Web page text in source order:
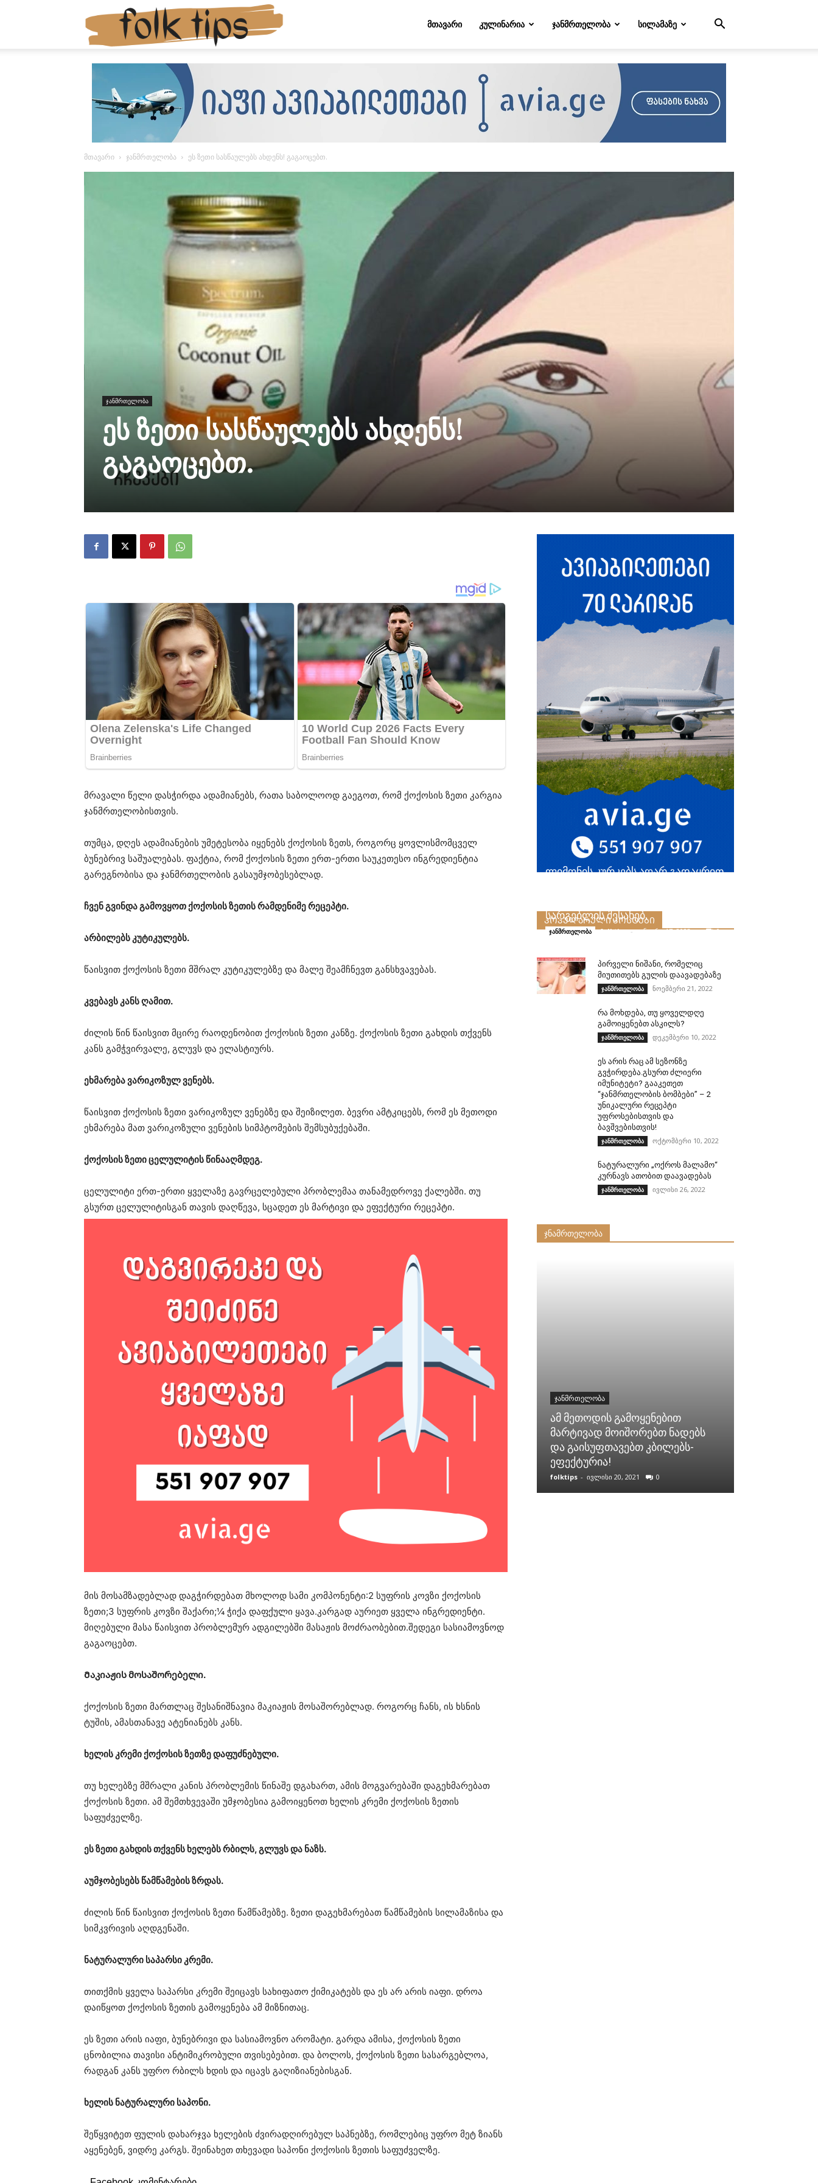
Folktips.org ᲛᲗᲐᲕᲐᲠᲘ ᲙᲣᲚᲘᲜᲐᲠᲘᲐ ᲯᲐᲜᲛᲠᲗᲔᲚᲝᲑᲐ ᲡᲘᲚᲐᲛᲐᲖᲔ
მთავარი ჯანმრთელობა ეს ზეთი სასწაულებს ახდენს! გაგაოცებთ.
ჯანმრთელობა
ეს ზეთი სასწაულებს ახდენს!
გაგაოცებთ.
მრავალი წელი დასჭირდა ადამიანებს, რათა საბოლოოდ გაეგოთ, რომ ქოქოსის ზეთი კარგია
ჯანმრთელობისთვის.
თუმცა, დღეს ადამიანების უმეტესობა იყენებს ქოქოსის ზეთს, როგორც ყოვლისმომცველ
ბუნებრივ საშუალებას. ფაქტია, რომ ქოქოსის ზეთი ერთ-ერთი საუკეთესო ინგრედიენტია
გარეგნობისა და ჯანმრთელობის გასაუმჯობესებლად.
ჩვენ გვინდა გამოვყოთ ქოქოსის ზეთის რამდენიმე რეცეპტი.
არბილებს კუტიკულებს.
წაისვით ქოქოსის ზეთი მშრალ კუტიკულებზე და მალე შეამჩნევთ განსხვავებას.
კვებავს კანს ღამით.
ძილის წინ წაისვით მცირე რაოდენობით ქოქოსის ზეთი კანზე. ქოქოსის ზეთი გახდის თქვენს
კანს გამჭვირვალე, გლუვს და ელასტიურს.
ეხმარება ვარიკოზულ ვენებს.
წაისვით ქოქოსის ზეთი ვარიკოზულ ვენებზე და შეიზილეთ. ბევრი ამტკიცებს, რომ ეს მეთოდი
ეხმარება მათ ვარიკოზული ვენების სიმპტომების შემსუბუქებაში.
ქოქოსის ზეთი ცელულიტის წინააღმდეგ.
ცელულიტი ერთ-ერთი ყველაზე გავრცელებული პრობლემაა თანამედროვე ქალებში. თუ
გსურთ ცელულიტისგან თავის დაღწევა, სცადეთ ეს მარტივი და ეფექტური რეცეპტი.
მის მოსამზადებლად დაგჭირდებათ მხოლოდ სამი კომპონენტი:2 სუფრის კოვზი ქოქოსის
ზეთი;3 სუფრის კოვზი შაქარი;¼ ჭიქა დაფქული ყავა.კარგად აურიეთ ყველა ინგრედიენტი.
მიღებული მასა წაისვით პრობლემურ ადგილებში მასაჟის მოძრაობებით.შედეგი სასიამოვნოდ
გაგაოცებთ.
Მაკიაჟის მოსაშორებელი.
ქოქოსის ზეთი მართლაც შესანიშნავია მაკიაჟის მოსაშორებლად. როგორც ჩანს, ის ხსნის
ტუშის, ამასთანავე ატენიანებს კანს.
ხელის კრემი ქოქოსის ზეთზე დაფუძნებული.
თუ ხელებზე მშრალი კანის პრობლემის წინაშე დგახართ, ამის მოგვარებაში დაგეხმარებათ
ქოქოსის ზეთი. ამ შემთხვევაში უმჯობესია გამოიყენოთ ხელის კრემი ქოქოსის ზეთის
საფუძველზე.
ეს ზეთი გახდის თქვენს ხელებს რბილს, გლუვს და ნაზს.
აუმჯობესებს წამწამების ზრდას.
ძილის წინ წაისვით ქოქოსის ზეთი წამწამებზე. ზეთი დაგეხმარებათ წამწამების სილამაზისა და
სიმკვრივის აღდგენაში.
ნატურალური საპარსი კრემი.
თითქმის ყველა საპარსი კრემი შეიცავს სახიფათო ქიმიკატებს და ეს არ არის იაფი. დროა
დაიწყოთ ქოქოსის ზეთის გამოყენება ამ მიზნითაც.
ეს ზეთი არის იაფი, ბუნებრივი და სასიამოვნო არომატი. გარდა ამისა, ქოქოსის ზეთი
ცნობილია თავისი ანტიმიკრობული თვისებებით. და ბოლოს, ქოქოსის ზეთი სასარგებლოა,
რადგან კანს უფრო რბილს ხდის და იცავს გაღიზიანებისგან.
ხელის ნატურალური საპონი.
შეწყვიტეთ ფულის დახარჯვა ხელების ძვირადღირებულ საპნებზე, რომლებიც უფრო მეტ ზიანს
აყენებენ, ვიდრე კარგს. შეინახეთ თხევადი საპონი ქოქოსის ზეთის საფუძველზე.
ᲞᲝᲞᲣᲚᲐᲠᲣᲚᲘ ᲞᲝᲡᲢᲔᲑᲘ
ლიმონის კურკებს აღარ გადაყრით
სარგებლის შესახებ.
ჯანმრთელობა folktips - იანვარი 17, 2023 0
პირველი ნიშანი, რომელიც
მიუთითებს გულის დაავადებაზე
ჯანმრთელობა ნოემბერი 21, 2022
რა მოხდება, თუ ყოველდღე
გამოიყენებთ ასკილს?
ჯანმრთელობა დეკემბერი 10, 2022
ეს არის რაც ამ სეზონზე
გვჭირდება.გსურთ ძლიერი
იმუნიტეტი? გააკეთეთ
“ჯანმრთელობის ბომბები” – 2
უნიკალური რეცეპტი
უფროსებისთვის და
ბავშვებისთვის!
ჯანმრთელობა ოქტომბერი 10, 2022
ნატურალური „ოქროს მალამო“
კურნავს ათობით დაავადებას
ჯანმრთელობა ივლისი 26, 2022
ჯნამრთელობა
ᲯᲐᲜᲛᲠᲗᲔᲚᲝᲑᲐ
ამ მეთოდის გამოყენებით
მარტივად მოიშორებთ ნადებს
და გაისუფთავებთ კბილებს-
ეფექტურია!
folktips - ივლისი 20, 2021 0